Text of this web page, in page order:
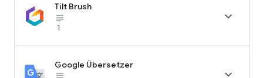
Tilt Brush
subject_black
1

Google Übersetzer
